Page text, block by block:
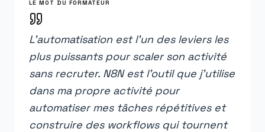
LE MOT DU FORMATEUR
L'automatisation est l'un des leviers les
plus puissants pour scaler son activité
sans recruter. N8N est l'outil que j'utilise
dans ma propre activité pour
automatiser mes tâches répétitives et
construire des workflows qui tournent